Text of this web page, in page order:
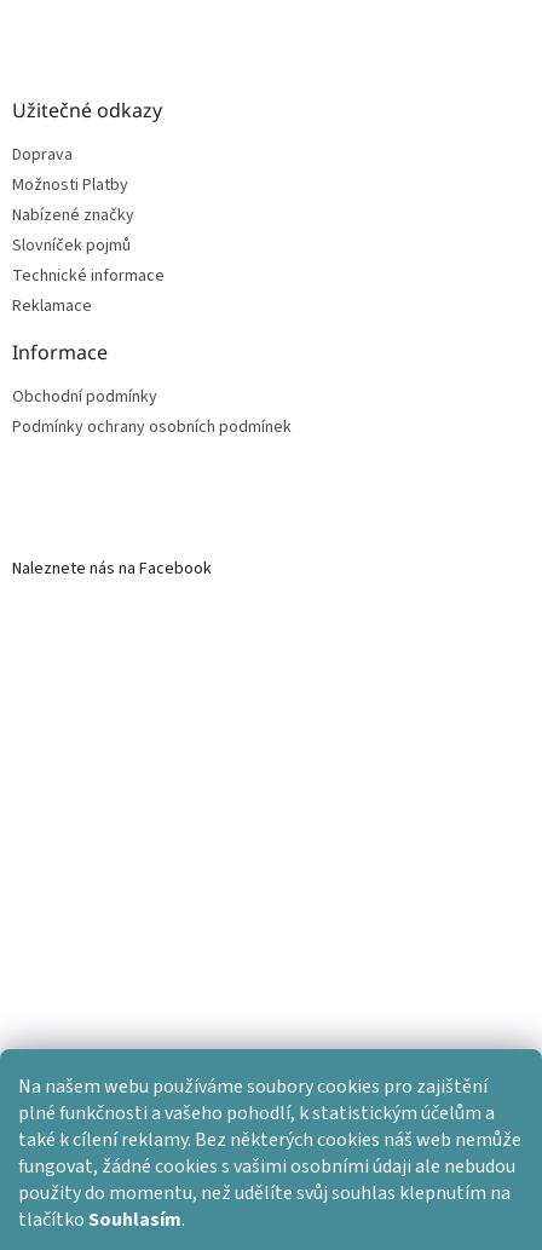
Na našem webu používáme soubory cookies pro zajištění
plné funkčnosti a vašeho pohodlí, k statistickým účelům a
také k cílení reklamy. Bez některých cookies náš web nemůže
fungovat, žádné cookies s vašimi osobními údaji ale nebudou
použity do momentu, než udělíte svůj souhlas klepnutím na
tlačítkoSouhlasím.
Užitečné odkazy
Doprava
Možnosti Platby
Nabízené značky
Slovníček pojmů
Technické informace
Reklamace
Informace
Obchodní podmínky
Podmínky ochrany osobních podmínek
Naleznete nás na Facebook